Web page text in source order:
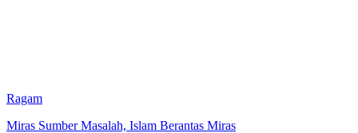
Ragam
Miras Sumber Masalah, Islam Berantas Miras